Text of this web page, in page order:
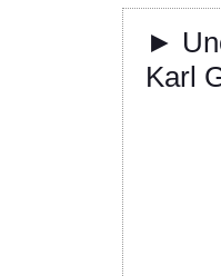
►
Karl